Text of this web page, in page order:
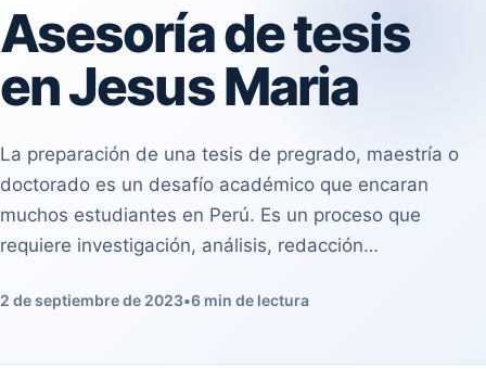
Asesoría de tesis
en Jesus Maria
La preparación de una tesis de pregrado, maestría o
doctorado es un desafío académico que encaran
muchos estudiantes en Perú. Es un proceso que
requiere investigación, análisis, redacción…
2 de septiembre de 2023•6 min de lectura